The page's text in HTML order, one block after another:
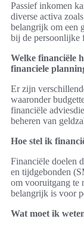
Passief inkomen
diverse activa
belangrijk om een
bij de persoonlijke
Welke financiële
financiele
Er zijn
waaronder
financiële
beheren van
Hoe stel ik
Financiële doelen
en tijdgebonden
om vooruitgang te
belangrijk is voor
Wat moet ik